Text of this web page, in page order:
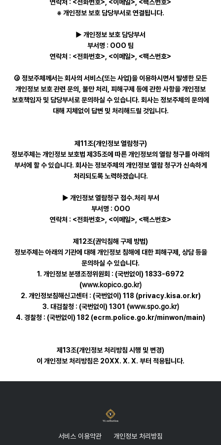
연락처 : <전화번호>, <이메일>, <팩스번호>
※ 개인정보 보호 담당부서로 연결됩니다.
▶ 개인정보 보호 담당부서
부서명 : OOO 팀
연락처 : <전화번호>, <이메일>, <팩스번호>
② 정보주체께서는 회사의 서비스(또는 사업)을 이용하시면서 발생한 모든
개인정보 보호 관련 문의, 불만 처리, 피해구제 등에 관한 사항을 개인정보
보호책임자 및 담당부서로 문의하실 수 있습니다. 회사는 정보주체의 문의에
대해 지체없이 답변 및 처리해드릴 것입니다.
제11조(개인정보 열람청구)
정보주체는 개인정보 보호법 제35조에 따른 개인정보의 열람 청구를 아래의
부서에 할 수 있습니다. 회사는 정보주체의 개인정보 열람 청구가 신속하게
처리되도록 노력하겠습니다.
▶ 개인정보 열람청구 접수․처리 부서
부서명 : OOO
연락처 : <전화번호>, <이메일>, <팩스번호>
제12조(권익침해 구제 방법)
정보주체는 아래의 기관에 대해 개인정보 침해에 대한 피해구제, 상담 등을
문의하실 수 있습니다.
1. 개인정보 분쟁조정위원회 : (국번없이) 1833-6972
(www.kopico.go.kr)
2. 개인정보침해신고센터 : (국번없이) 118 (privacy.kisa.or.kr)
3. 대검찰청 : (국번없이) 1301 (www.spo.go.kr)
4. 경찰청 : (국번없이) 182 (ecrm.police.go.kr/minwon/main)
제13조(개인정보 처리방침 시행 및 변경)
이 개인정보 처리방침은 20XX. X. X. 부터 적용됩니다.
서비스 이용약관 개인정보 처리방침